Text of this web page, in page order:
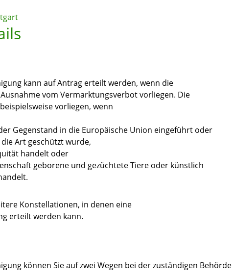
kann auf Antrag erteilt werden, wenn die
vom Vermarktungsverbot vorliegen. Die
vorliegen, wenn
Gegenstand in die Europäische Union eingeführt oder
Art geschützt wurde,
handelt oder
geborene und gezüchtete Tiere oder künstlich
Konstellationen, in denen eine
erteilt werden kann.
können Sie auf zwei Wegen bei der zuständigen Behörde